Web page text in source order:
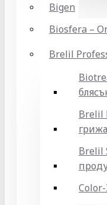
Bigen
Biosfera –
Brelil
Brelil
грижа
Brelil